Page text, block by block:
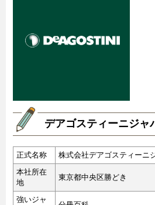
デアゴスティーニジャ
正式名称
株式会社デアゴスティーニ
本社所在
地
東京都中央区勝どき
強いジャ